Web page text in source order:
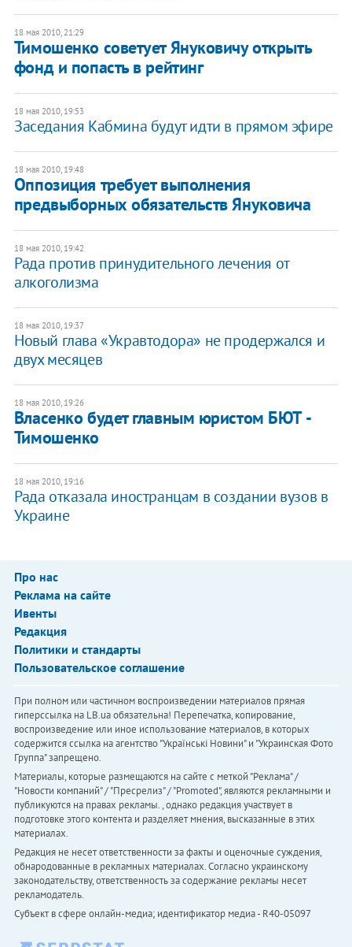
18 мая 2010, 21:29
Тимошенко советует Януковичу открыть
фонд и попасть в рейтинг
18 мая 2010, 19:53
Заседания Кабмина будут идти в прямом эфире
18 мая 2010, 19:48
Оппозиция требует выполнения
предвыборных обязательств Януковича
18 мая 2010, 19:42
Рада против принудительного лечения от
алкоголизма
18 мая 2010, 19:37
Новый глава «Укравтодора» не продержался и
двух месяцев
18 мая 2010, 19:26
Власенко будет главным юристом БЮТ -
Тимошенко
18 мая 2010, 19:16
Рада отказала иностранцам в создании вузов в
Украине
Про нас
Реклама на сайте
Ивенты
Редакция
Политики и стандарты
Пользовательское соглашение
При полном или частичном воспроизведении материалов прямая
гиперссылка на LB.ua обязательна! Перепечатка, копирование,
воспроизведение или иное использование материалов, в которых
содержится ссылка на агентство "Українськi Новини" и "Украинская Фото
Группа" запрещено.
Материалы, которые размещаются на сайте с меткой "Реклама" /
"Новости компаний" / "Пресрелиз" / "Promoted", являются рекламными и
публикуются на правах рекламы. , однако редакция участвует в
подготовке этого контента и разделяет мнения, высказанные в этих
материалах.
Редакция не несет ответственности за факты и оценочные суждения,
обнародованные в рекламных материалах. Согласно украинскому
законодательству, ответственность за содержание рекламы несет
рекламодатель.
Субъект в сфере онлайн-медиа; идентификатор медиа - R40-05097